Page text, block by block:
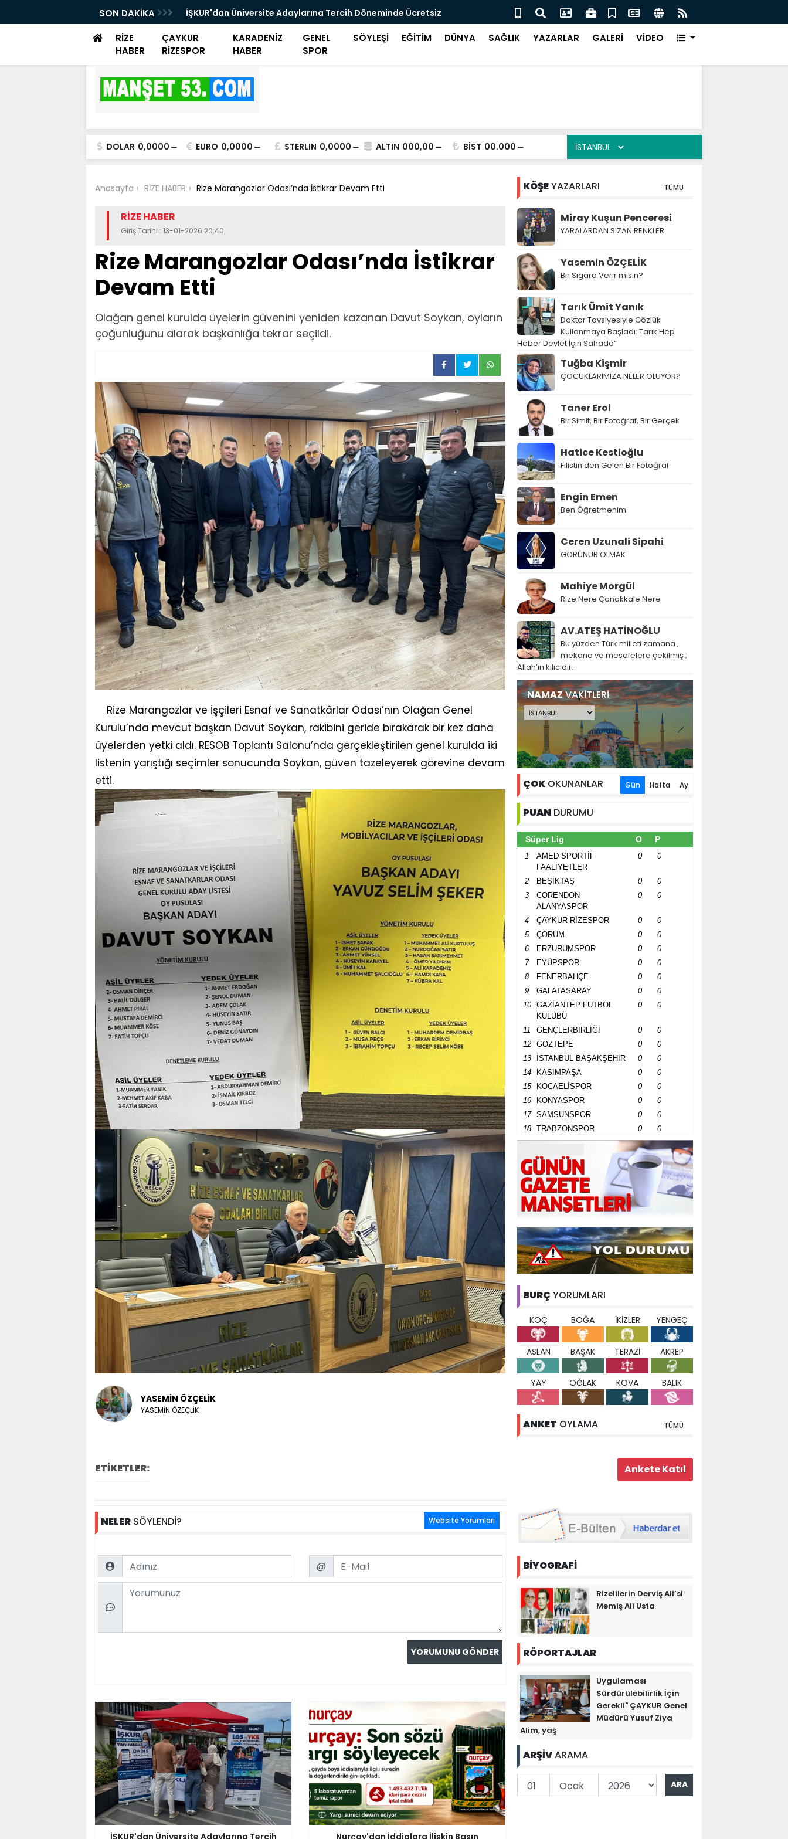
SON DAKİKA
Günü düzenlendi
İŞKUR'dan Üniversite Adaylarına Tercih Döneminde Ücretsiz
Danışmanlık Desteği
Midilli'de Türk Müziği Rüzgarı Esecek.
RİZE
HABER
ÇAYKUR
RİZESPOR
KARADENİZ
HABER
GENEL
SPOR
SÖYLEŞİ EĞİTİM DÜNYA SAĞLIK YAZARLAR GALERİ VİDEO
DOLAR 0,0000 EURO 0,0000 STERLIN 0,0000 ALTIN 000,00 BİST 00.000
Anasayfa RİZE HABER Rize Marangozlar Odası’nda İstikrar Devam Etti
RİZE HABER
Giriş Tarihi : 13-01-2026 20:40
Rize Marangozlar Odası’nda İstikrar
Devam Etti
Olağan genel kurulda üyelerin güvenini yeniden kazanan Davut Soykan, oyların
çoğunluğunu alarak başkanlığa tekrar seçildi.
Rize Marangozlar ve İşçileri Esnaf ve Sanatkârlar Odası’nın Olağan Genel
Kurulu’nda mevcut başkan Davut Soykan, rakibini geride bırakarak bir kez daha
üyelerden yetki aldı. RESOB Toplantı Salonu’nda gerçekleştirilen genel kurulda iki
listenin yarıştığı seçimler sonucunda Soykan, güven tazeleyerek görevine devam
etti.
YASEMİN ÖZÇELİK
YASEMİN ÖZEÇLİK
ETİKETLER:
NELER SÖYLENDİ? Website Yorumları
Name Email
@
Comment
İŞKUR'dan Üniversite Adaylarına Tercih Nurçay'dan İddialara İlişkin Basın
KÖŞEYAZARLARI TÜMÜ
Miray Kuşun Penceresi
YARALARDAN SIZAN RENKLER
Yasemin ÖZÇELİK
Bir Sigara Verir misin?
Tarık Ümit Yanık
Doktor Tavsiyesiyle Gözlük
Kullanmaya Başladı: Tarık Hep
Haber Devlet İçin Sahada”
Tuğba Kişmir
ÇOCUKLARIMIZA NELER OLUYOR?
Taner Erol
Bir Simit, Bir Fotoğraf, Bir Gerçek
Hatice Kestioğlu
Filistin’den Gelen Bir Fotoğraf
Engin Emen
Ben Öğretmenim
Ceren Uzunali Sipahi
GÖRÜNÜR OLMAK
Mahiye Morgül
Rize Nere Çanakkale Nere
AV.ATEŞ HATİNOĞLU
Bu yüzden Türk milleti zamana ,
mekana ve mesafelere çekilmiş ;
Allah’ın kılıcıdır.
NAMAZVAKİTLERİ
ÇOK OKUNANLAR Gün Hafta Ay
PUAN DURUMU
Süper Lig O P
1
AMED SPORTİF
FAALİYETLER
0 0
2 BEŞİKTAŞ 0
0
3
CORENDON
ALANYASPOR
0 0
4 ÇAYKUR RİZESPOR 0
0
5
ÇORUM 0
0
6
ERZURUMSPOR 0
0
7
EYÜPSPOR 0
0
8
FENERBAHÇE 0
0
9
GALATASARAY 0
0
10
GAZİANTEP FUTBOL
KULÜBÜ
0 0
11 GENÇLERBİRLİĞİ 0
0
12
GÖZTEPE 0
0
13
İSTANBUL BAŞAKŞEHİR 0
0
14
KASIMPAŞA 0
0
15
KOCAELİSPOR 0
0
16
KONYASPOR 0
0
17
SAMSUNSPOR 0
0
18
TRABZONSPOR 0 0
BURÇ YORUMLARI
KOÇ BOĞA İKİZLER YENGEÇ
ASLAN BAŞAK TERAZİ AKREP
YAY OĞLAK KOVA BALIK
ANKET OYLAMA TÜMÜ
BİYOGRAFİ
Rizelilerin Derviş Ali’si
Memiş Ali Usta
RÖPORTAJLAR
Uygulaması
Sürdürülebilirlik İçin
Gerekli" ÇAYKUR Genel
Müdürü Yusuf Ziya
Alim, yaş
ARŞİVARAMA